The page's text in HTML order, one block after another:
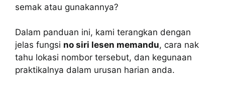
semak atau gunakannya?
Dalam panduan ini, kami terangkan dengan
jelas fungsi no siri lesen memandu, cara nak
tahu lokasi nombor tersebut, dan kegunaan
praktikalnya dalam urusan harian anda.